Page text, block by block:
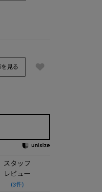
見る
スタッフ
レビュー
(3件)